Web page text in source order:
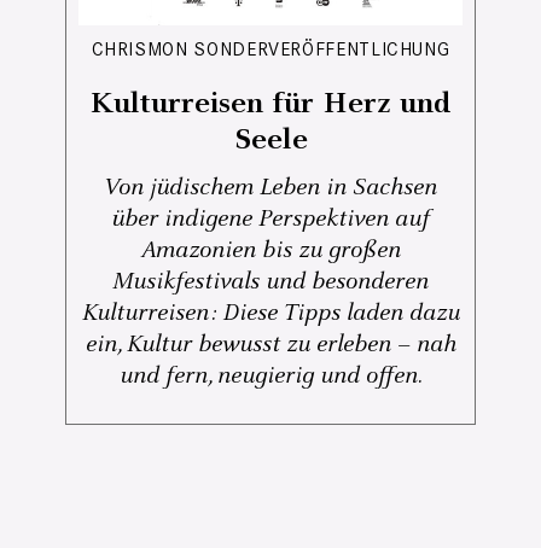
CHRISMON SONDERVERÖFFENTLICHUNG
Kulturreisen für Herz und
Seele
Von jüdischem Leben in Sachsen
über indigene Perspektiven auf
Amazonien bis zu großen
Musikfestivals und besonderen
Kulturreisen: Diese Tipps laden dazu
ein, Kultur bewusst zu erleben – nah
und fern, neugierig und offen.